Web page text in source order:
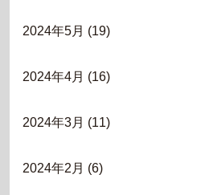
2024年5月 (19)
2024年4月 (16)
2024年3月 (11)
2024年2月 (6)